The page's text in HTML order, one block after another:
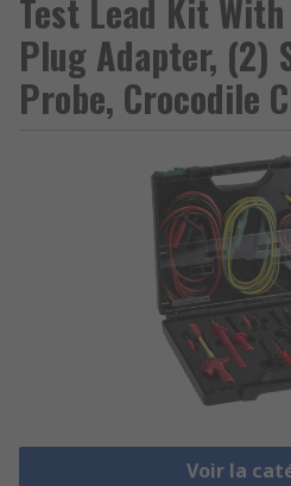
Test Lead Kit
Plug Adapter, (2)
Probe, Crocodile
Voir la